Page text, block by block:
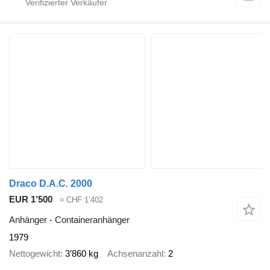
Draco D.A.C. 2000
EUR 1’500
≈ CHF 1’402
Anhänger - Containeranhänger
1979
Nettogewicht 3’860 kg Achsenanzahl 2